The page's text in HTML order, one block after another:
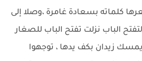
كلماته بسعادة غامرة ،وصلا إلى
الباب نزلت تفتح الباب للصغار
زيدان بكف يدها ، توجهوا